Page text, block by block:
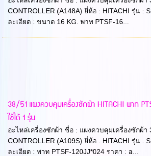
CONTROLLER (A148A) ยี่ห้อ : HITACHI รุ่น :
ละเอียด : ขนาด 16 KG. พาท PTSF-16...
38/51 แผงควบคุมเครื่องซักผ้า HITACHI พาท
ใช้ได้ 1 รุ่น
อะไหล่เครื่องซักผ้า ชื่อ : แผงควบคุมเครื่องซักผ้า
CONTROLLER (A109S) ยี่ห้อ : HITACHI รุ่น :
ละเอียด : พาท PTSF-120JJ*024 ราคา : อ...